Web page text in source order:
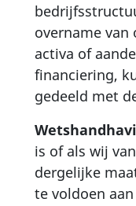
overname van
activa of
financiering,
gedeeld met
is of als wij
dergelijke
te voldoen